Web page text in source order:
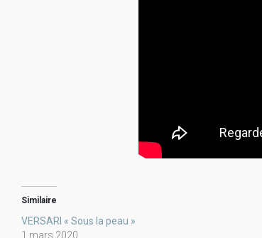
Similaire
VERSARI « Sous la peau »
1 mars 2020